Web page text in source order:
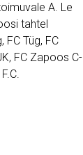
A. Le
tahtel
Tüg, FC
FC Zapoos C-